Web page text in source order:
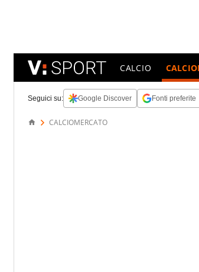
CALCIO
Seguici su: Google Discover Fonti preferite
CALCIOMERCATO